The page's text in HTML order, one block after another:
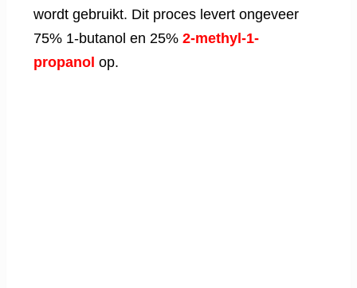
wordt gebruikt. Dit proces levert ongeveer
75% 1-butanol en 25% 2-methyl-1-
propanol op.